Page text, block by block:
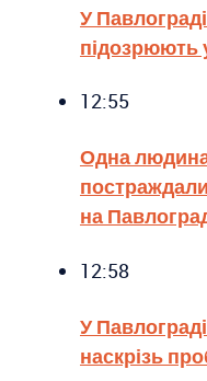
У
підозрюють
12:55
Одна
на
12:58
У
наскрізь